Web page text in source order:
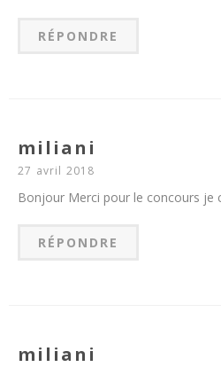
RÉPONDRE
miliani
27 avril 2018
Bonjour Merci pour le concours je
RÉPONDRE
miliani